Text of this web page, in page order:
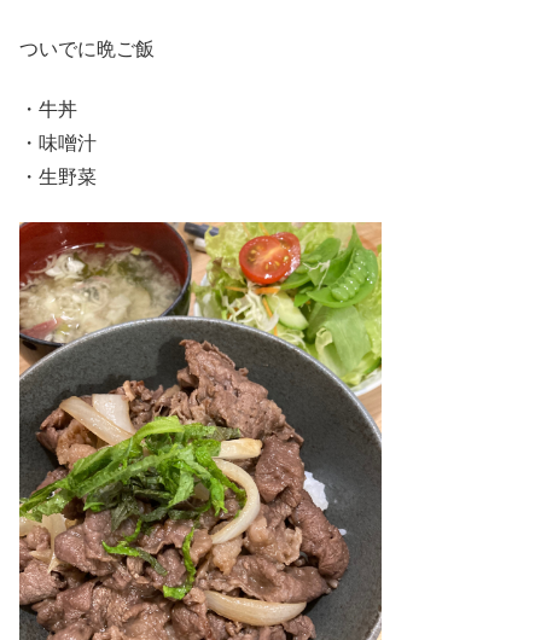
ついでに晩ご飯
・牛丼
・味噌汁
・生野菜